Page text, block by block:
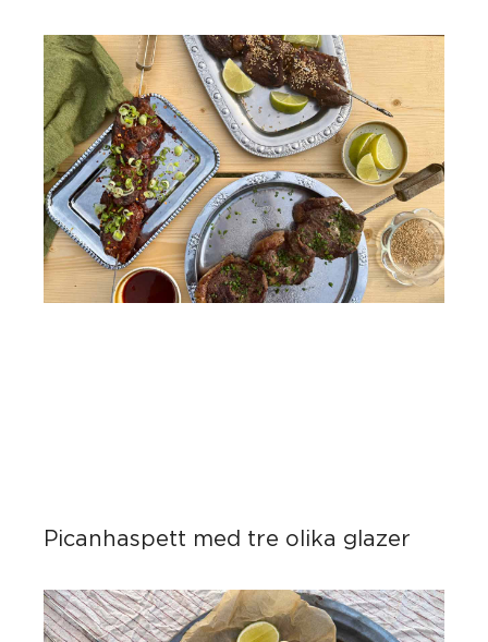
Picanhaspett med tre olika glazer